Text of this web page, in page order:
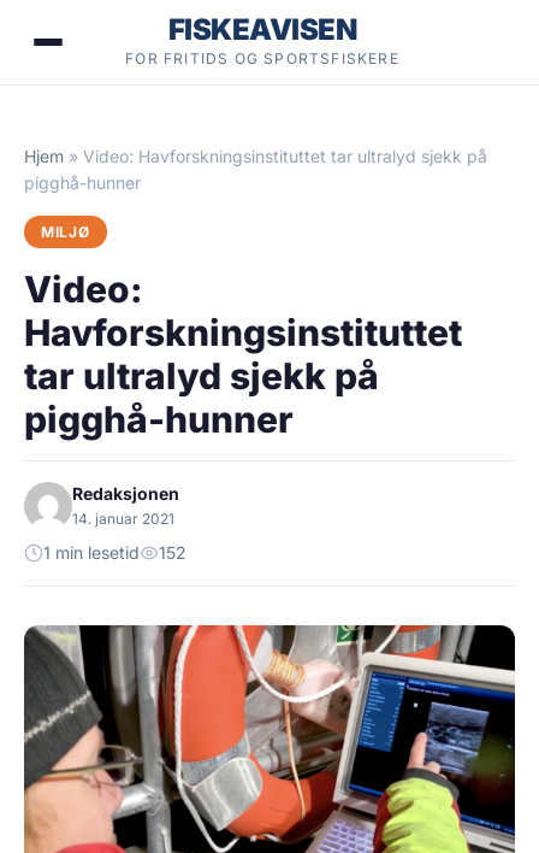
FISKEAVISEN
FOR FRITIDS OG SPORTSFISKERE
Hjem » Video: Havforskningsinstituttet tar ultralyd sjekk på
pigghå-hunner
MILJØ
Video:
Havforskningsinstituttet
tar ultralyd sjekk på
pigghå-hunner
Redaksjonen
14. januar 2021
1 min lesetid 152